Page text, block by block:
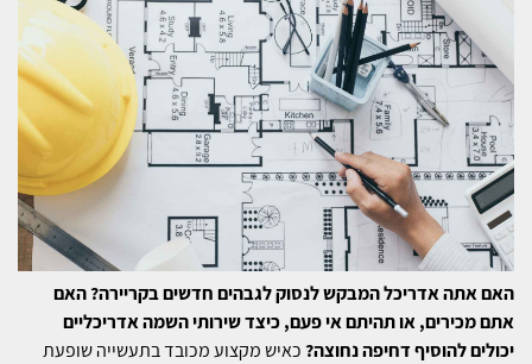
האם אתה אדריכל המבקש לנסוק לגבהים חדשים בקריירה? האם
אתם מכירים, או תהיתם אי פעם, כיצד שירותי השמה אדריכליים
יכולים להוסיף דחיפה נחוצה?כאיש מקצוע מכובד בתעשייה שופעת